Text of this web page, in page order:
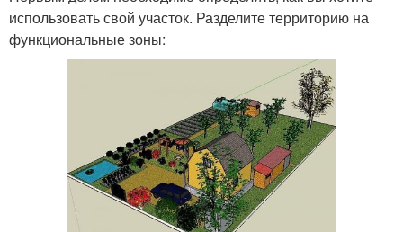
использовать свой участок. Разделите территорию на
функциональные зоны: